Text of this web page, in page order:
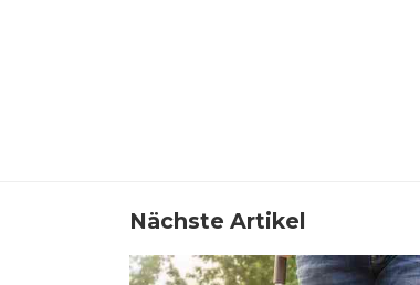
Nächste Artikel